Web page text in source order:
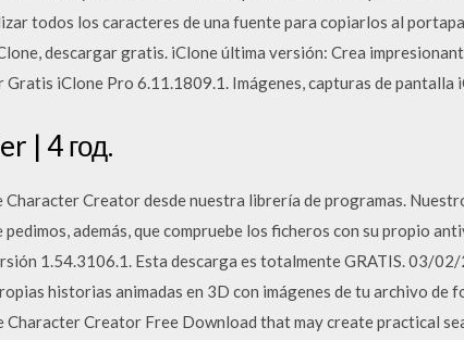
todos los caracteres de una fuente para copiarlos al
descargar gratis. iClone última versión: Crea
iClone Pro 6.11.1809.1. Imágenes, capturas de pantalla
| 4 год.
Creator desde nuestra librería de programas.
además, que compruebe los ficheros con su propio
1.54.3106.1. Esta descarga es totalmente GRATIS. 03/
historias animadas en 3D con imágenes de tu archivo
Creator Free Download that may create practical